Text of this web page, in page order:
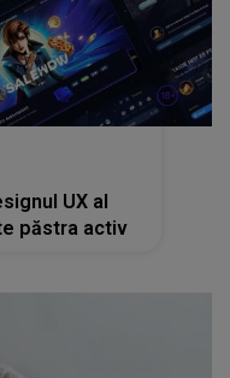
UX al
păstra activ